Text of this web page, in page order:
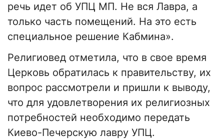
речь идет об УПЦ МП. Не вся Лавра, а
только часть помещений. На это есть
специальное решение Кабмина».
Религиовед отметила, что в свое время
Церковь обратилась к правительству, их
вопрос рассмотрели и пришли к выводу,
что для удовлетворения их религиозных
потребностей необходимо передать
Киево-Печерскую лавру УПЦ.